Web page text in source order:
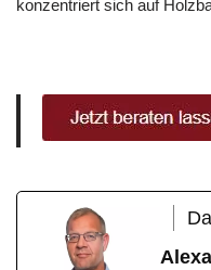
konzentriert sich auf